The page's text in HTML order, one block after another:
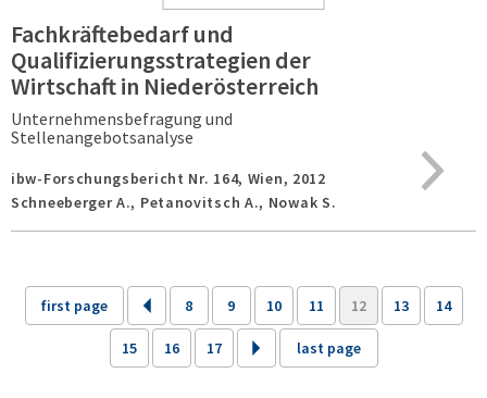
Fachkräftebedarf und
Qualifizierungsstrategien der
Wirtschaft in Niederösterreich
Unternehmensbefragung und
Stellenangebotsanalyse
ibw-Forschungsbericht Nr. 164, Wien, 2012
Schneeberger A., Petanovitsch A., Nowak S.
first page 8 9 10 11 12 13 14
15 16 17 last page